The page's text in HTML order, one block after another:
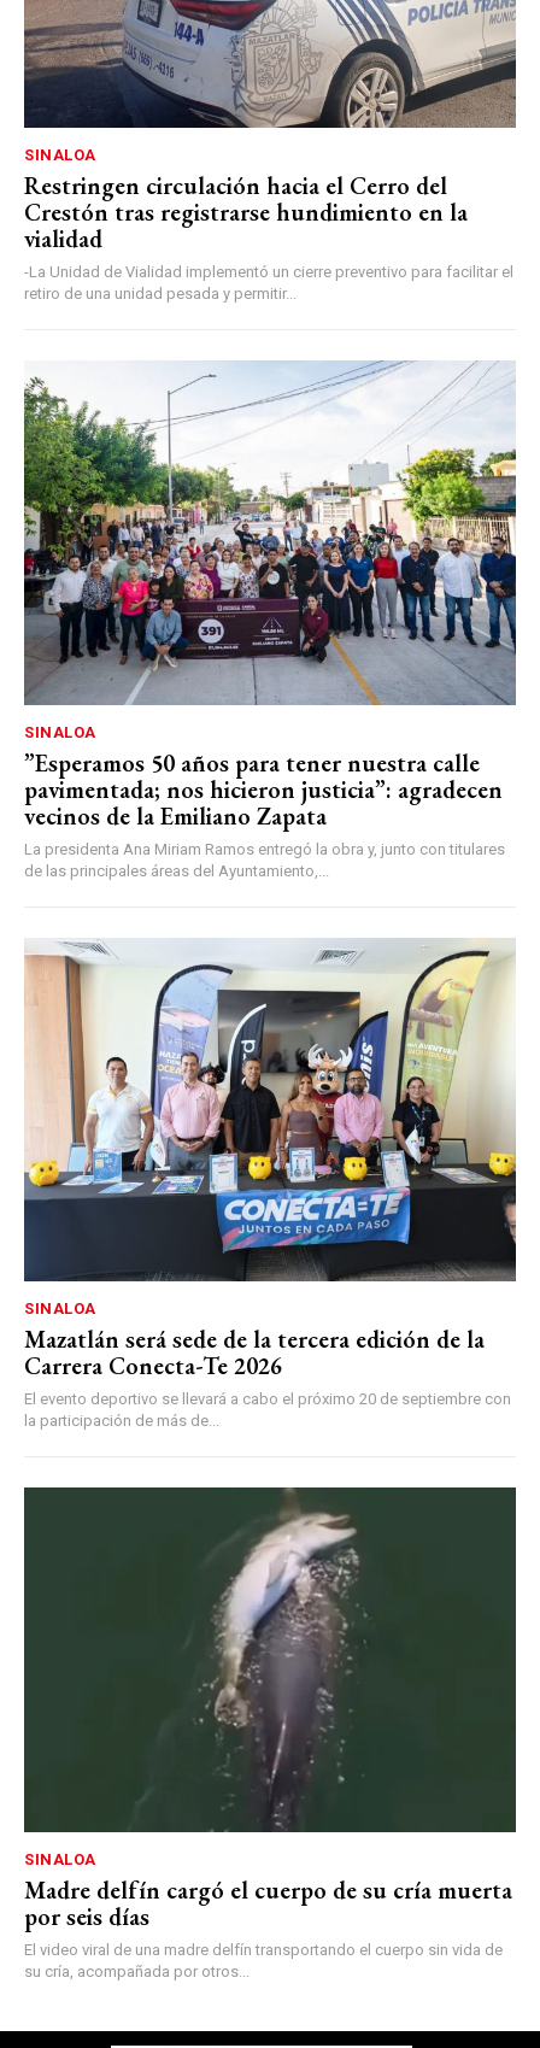
SINALOA
Restringen circulación hacia el Cerro del
Crestón tras registrarse hundimiento en la
vialidad
-La Unidad de Vialidad implementó un cierre preventivo para facilitar el
retiro de una unidad pesada y permitir...
SINALOA
”Esperamos 50 años para tener nuestra calle
pavimentada; nos hicieron justicia”: agradecen
vecinos de la Emiliano Zapata
La presidenta Ana Miriam Ramos entregó la obra y, junto con titulares
de las principales áreas del Ayuntamiento,...
SINALOA
Mazatlán será sede de la tercera edición de la
Carrera Conecta-Te 2026
El evento deportivo se llevará a cabo el próximo 20 de septiembre con
la participación de más de...
SINALOA
Madre delfín cargó el cuerpo de su cría muerta
por seis días
El video viral de una madre delfín transportando el cuerpo sin vida de
su cría, acompañada por otros...